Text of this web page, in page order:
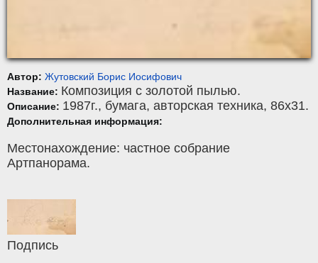
Автор: Жутовский Борис Иосифович
Название: Композиция с золотой пылью.
Описание: 1987г., бумага, авторская техника, 86x31.
Дополнительная информация:
Местонахождение: частное собрание
Артпанорама.
Подпись